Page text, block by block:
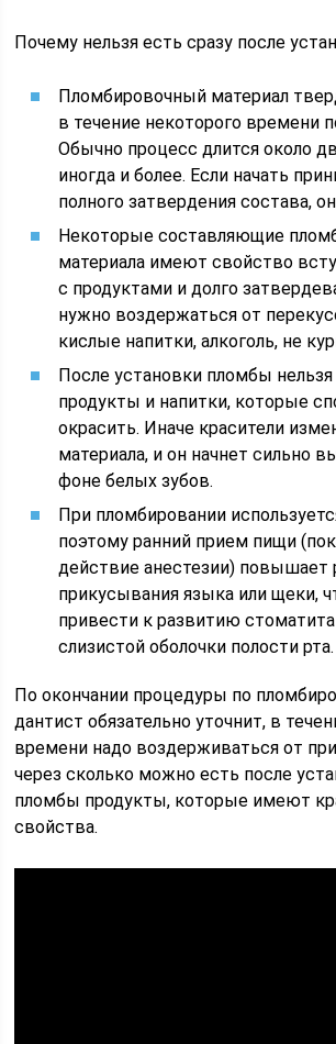
Почему нельзя есть сразу после
Пломбировочный материал
в течение некоторого времени
Обычно процесс длится около
иногда и более. Если начать
полного затвердения состава,
Некоторые составляющие
материала имеют свойство
с продуктами и долго
нужно воздержаться от
кислые напитки, алкоголь, не
После установки пломбы нельзя
продукты и напитки, которые
окрасить. Иначе красители
материала, и он начнет сильно
фоне белых зубов.
При пломбировании
поэтому ранний прием пищи
действие анестезии) повышает
прикусывания языка или щеки,
привести к развитию
слизистой оболочки полости рта.
По окончании процедуры по
дантист обязательно уточнит, в
времени надо воздерживаться от
через сколько можно есть после
пломбы продукты, которые имеют
свойства.